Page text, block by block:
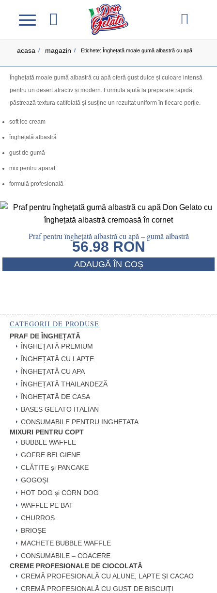
acasa / magazin / Etichete: Înghețată moale gumă albastră cu apă
Înghețată moale gumă albastră cu apă oferă gust dulce și culoare intensă
pentru un desert atractiv și modern. Formula ajută la preparare rapidă,
păstrează textura catifelată și susține un rezultat uniform în fiecare porție.
soft ice cream
înghețată albastră
gust de gumă
mix pentru aparat
formulă profesională
Praf pentru înghețată albastră cu apă – gumă albastră
56.98 RON
ADAUGĂ ÎN COȘ
CATEGORII DE PRODUSE
PRAF DE ÎNGHEȚATĂ
ÎNGHEȚATĂ PREMIUM
ÎNGHEȚATĂ CU LAPTE
ÎNGHEȚATĂ CU APA
ÎNGHEȚATĂ THAILANDEZĂ
ÎNGHEȚATĂ DE CASA
BASES GELATO ITALIAN
CONSUMABILE PENTRU INGHETATA
MIXURI PENTRU COPT
BUBBLE WAFFLE
GOFRE BELGIENE
CLĂTITE și PANCAKE
GOGOȘI
HOT DOG și CORN DOG
WAFFLE PE BAT
CHURROS
BRIOȘE
MACHETE BUBBLE WAFFLE
CONSUMABILE – COACERE
CREME PROFESIONALE DE CIOCOLATĂ
CREMĂ PROFESIONALĂ CU ALUNE, LAPTE ȘI CACAO
CREMĂ PROFESIONALĂ CU GUST DE BISCUIȚI